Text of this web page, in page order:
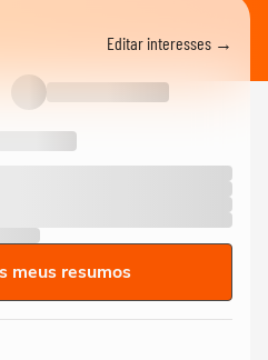
Editar interesses →
meus resumos